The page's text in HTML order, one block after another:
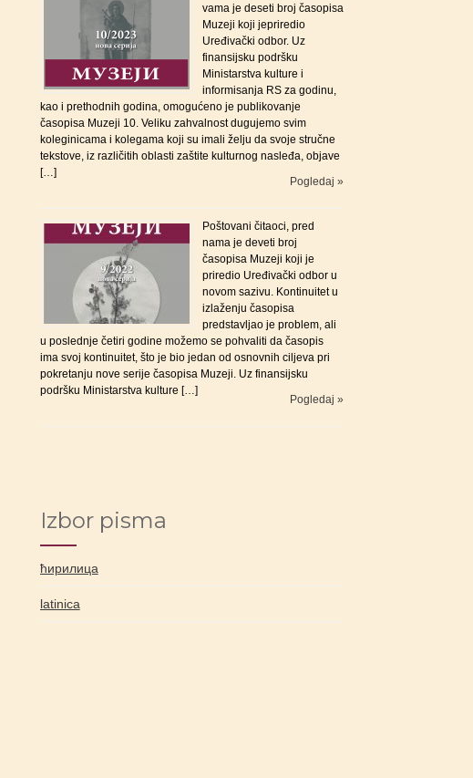
vama je deseti broj časopisa
Muzeji koji jepriredio
Uređivački odbor. Uz
finansijsku podršku
Ministarstva kulture i
informisanja RS za godinu,
kao i prethodnih godina, omogućeno je publikovanje
časopisa Muzeji 10. Veliku zahvalnost dugujemo svim
koleginicama i kolegama koji su imali želju da svoje stručne
tekstove, iz različitih oblasti zaštite kulturnog nasleđa, objave
[…]
Pogledaj »
Poštovani čitaoci, pred
nama je deveti broj
časopisa Muzeji koji je
priredio Uređivački odbor u
novom sazivu. Kontinuitet u
izlaženju časopisa
predstavljao je problem, ali
u poslednje četiri godine možemo se pohvaliti da časopis
ima svoj kontinuitet, što je bio jedan od osnovnih ciljeva pri
pokretanju nove serije časopisa Muzeji. Uz finansijsku
podršku Ministarstva kulture […]
Pogledaj »
Izbor pisma
ћирилица
latinica